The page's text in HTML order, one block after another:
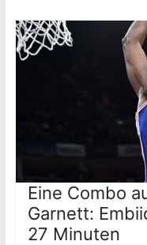
Eine Combo
Garnett:
27 Minuten